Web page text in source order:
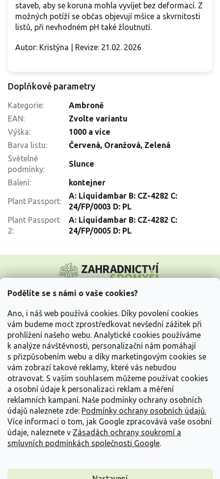
Podělíte se s námi o vaše cookies?
Ano, i náš web používá cookies. Díky povolení cookies
vám budeme moct zprostředkovat nevšední zážitek při
prohlížení našeho webu. Analytické cookies používáme
k analýze návštěvnosti, personalizační nám pomáhají
s přizpůsobením webu a díky marketingovým cookies se
vám zobrazí takové reklamy, které vás nebudou
otravovat. S vaším souhlasem můžeme používat cookies
a osobní údaje k personalizaci reklam a měření
reklamních kampaní. Naše podmínky ochrany osobních
údajů naleznete zde: Podmínky ochrany osobních údajů.
Více informací o tom, jak Google zpracovává vaše osobní
údaje, naleznete v Zásadách ochrany soukromí a
smluvních podmínkách společnosti Google.
staveb, aby se koruna mohla vyvíjet bez deformací. Z
možných potíží se občas objevují mšice a skvrnitosti
listů, při nevhodném pH také žloutnutí.
Autor: Kristýna | Revize: 21.02. 2026
Doplňkové parametry
Kategorie:
Ambroně
EAN:
Zvolte variantu
Výška:
1000 a více
Barva listu:
Červená, Oranžová, Zelená
Světelné
podmínky:
Slunce
Balení: kontejner
Plant Passport:
A: Liquidambar B: CZ-4282 C:
24/FP/0003 D: PL
Plant Passport
2:
A: Liquidambar B: CZ-4282 C:
24/FP/0005 D: PL
p
Vše o nákupu
Informace pro Vás
Kontakujte nás
Vytvořil Shoptet